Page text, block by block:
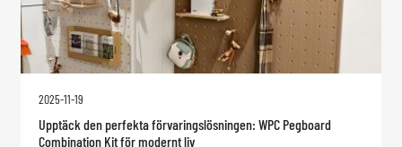
2025-11-19
Upptäck den perfekta förvaringslösningen: WPC Pegboard
Combination Kit för modernt liv